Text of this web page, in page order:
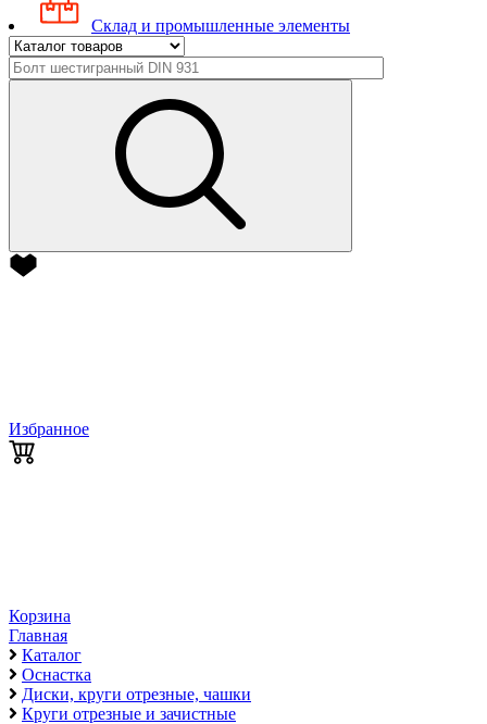
Склад и промышленные элементы
Избранное
Корзина
Главная
Каталог
Оснастка
Диски, круги отрезные, чашки
Круги отрезные и зачистные